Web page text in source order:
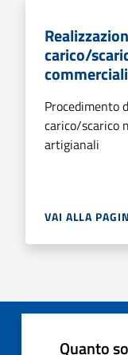
carico/
Procedimento
carico/scarico
artigianali
VAI ALLA
Quanto